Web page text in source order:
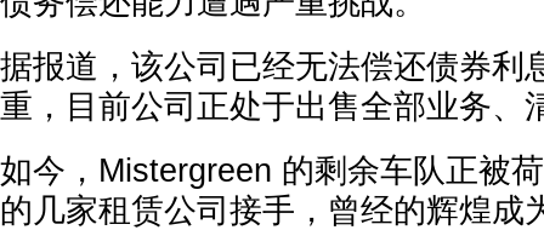
据报道，该公司已经无法偿还债券利
重，目前公司正处于出售全部业务、
如今，Mistergreen 的剩余车队正被
的几家租赁公司接手，曾经的辉煌成